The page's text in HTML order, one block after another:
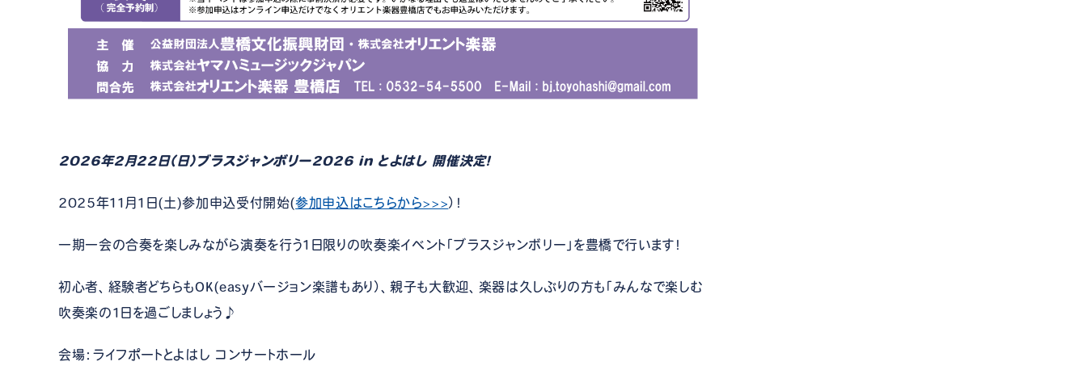
2026年2月22日（日）ブラスジャンボリー2026 in とよはし 開催決定！
2025年11月1日(土)参加申込受付開始(参加申込はこちらから>>>）！
一期一会の合奏を楽しみながら演奏を行う1日限りの吹奏楽イベント「ブラスジャンボリー」を豊橋で行います！
初心者、経験者どちらもOK(easyバージョン楽譜もあり）、親子も大歓迎、楽器は久しぶりの方も「みんなで楽しむ
吹奏楽の1日を過ごしましょう♪
会場：ライフポートとよはし コンサートホール